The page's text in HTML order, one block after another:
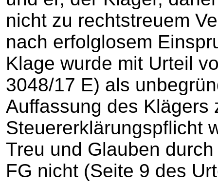
nicht zu rechtstreuem
nach erfolglosem
Klage wurde mit Urteil
3048/17 E) als
Auffassung des Klägers
Steuererklärungspflicht
Treu und Glauben
FG nicht (Seite 9 des